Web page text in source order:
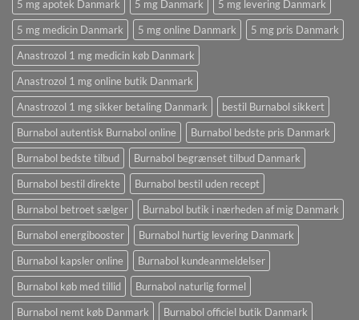
5 mg apotek Danmark 5 mg Danmark
5 mg levering Danmark
5 mg medicin Danmark
5 mg online Danmark
5 mg pris Danmark
Anastrozol 1 mg medicin køb Danmark
Anastrozol 1 mg online butik Danmark
Anastrozol 1 mg sikker betaling Danmark
bestil Burnabol sikkert
Burnabol autentisk Burnabol online
Burnabol bedste pris Danmark
Burnabol bedste tilbud
Burnabol begrænset tilbud Danmark
Burnabol bestil direkte
Burnabol bestil uden recept
Burnabol betroet sælger
Burnabol butik i nærheden af ​​mig Danmark
Burnabol energibooster
Burnabol hurtig levering Danmark
Burnabol kapsler online
Burnabol kundeanmeldelser
Burnabol køb med tillid
Burnabol naturlig formel
Burnabol nemt køb Danmark
Burnabol officiel butik Danmark